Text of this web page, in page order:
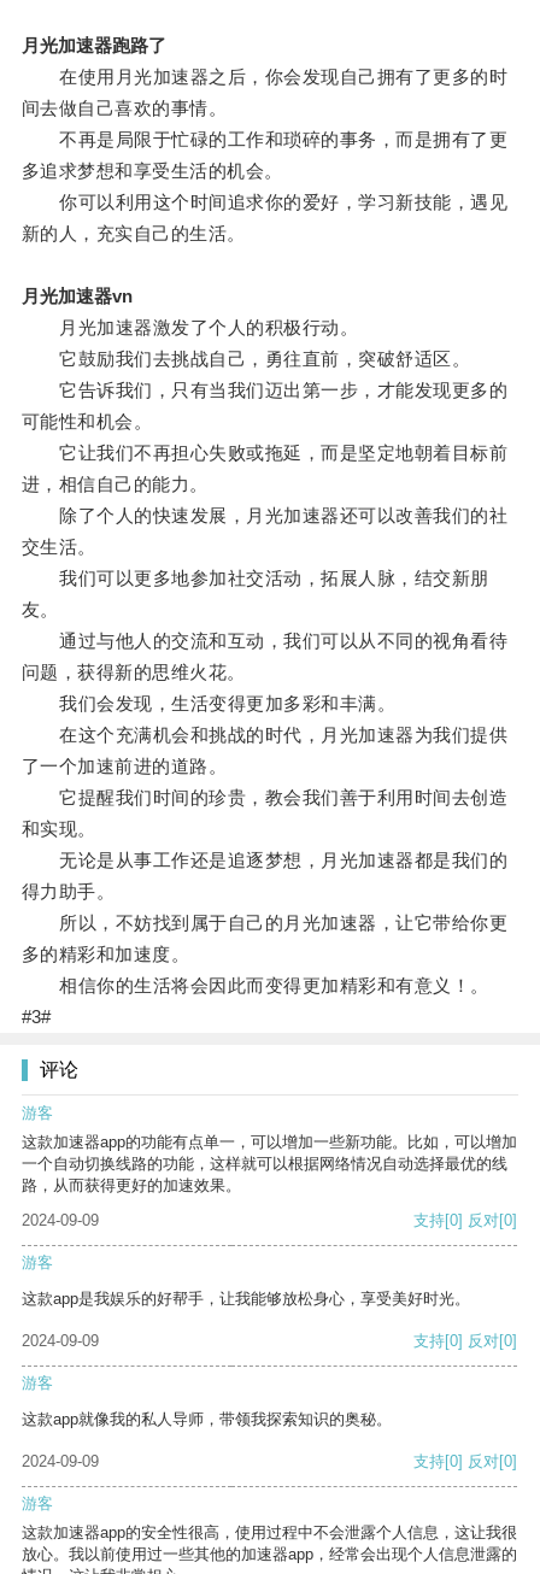
月光加速器跑路了
在使用月光加速器之后，你会发现自己拥有了更多的时
间去做自己喜欢的事情。
不再是局限于忙碌的工作和琐碎的事务，而是拥有了更
多追求梦想和享受生活的机会。
你可以利用这个时间追求你的爱好，学习新技能，遇见
新的人，充实自己的生活。
月光加速器vn
月光加速器激发了个人的积极行动。
它鼓励我们去挑战自己，勇往直前，突破舒适区。
它告诉我们，只有当我们迈出第一步，才能发现更多的
可能性和机会。
它让我们不再担心失败或拖延，而是坚定地朝着目标前
进，相信自己的能力。
除了个人的快速发展，月光加速器还可以改善我们的社
交生活。
我们可以更多地参加社交活动，拓展人脉，结交新朋
友。
通过与他人的交流和互动，我们可以从不同的视角看待
问题，获得新的思维火花。
我们会发现，生活变得更加多彩和丰满。
在这个充满机会和挑战的时代，月光加速器为我们提供
了一个加速前进的道路。
它提醒我们时间的珍贵，教会我们善于利用时间去创造
和实现。
无论是从事工作还是追逐梦想，月光加速器都是我们的
得力助手。
所以，不妨找到属于自己的月光加速器，让它带给你更
多的精彩和加速度。
相信你的生活将会因此而变得更加精彩和有意义！。
#3#
评论
游客
这款加速器app的功能有点单一，可以增加一些新功能。比如，可以增加
一个自动切换线路的功能，这样就可以根据网络情况自动选择最优的线
路，从而获得更好的加速效果。
2024-09-09
支持[0] 反对[0]
游客
这款app是我娱乐的好帮手，让我能够放松身心，享受美好时光。
2024-09-09 支持[0] 反对[0]
游客
这款app就像我的私人导师，带领我探索知识的奥秘。
2024-09-09 支持[0] 反对[0]
游客
这款加速器app的安全性很高，使用过程中不会泄露个人信息，这让我很
放心。我以前使用过一些其他的加速器app，经常会出现个人信息泄露的